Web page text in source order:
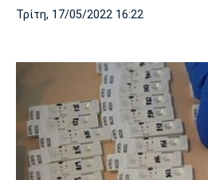
Τρίτη, 17/05/2022 16:22